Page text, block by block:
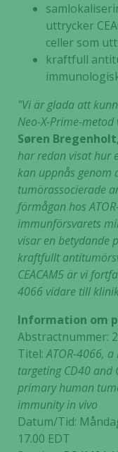
uttrycker
celler som
kraftfull
"Vi är glada att
Neo-X-Prime-metod
Søren
har redan visat hur
kan uppnås genom
tumörassocierade
förmågan hos
immunförsvarets
visar en betydande
kraftfullt
CEACAM5 är vi
4066 vidare till
Information om
Abstractnummer:
Titel:ATOR-4066,
targeting CD40 and
primary human
immunity in vivo
Datum/Tid:
17.00 EDT